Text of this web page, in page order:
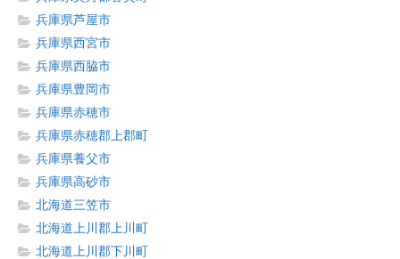
兵庫県芦屋市
兵庫県西宮市
兵庫県西脇市
兵庫県豊岡市
兵庫県赤穂市
兵庫県赤穂郡上郡町
兵庫県養父市
兵庫県高砂市
北海道三笠市
北海道上川郡上川町
北海道上川郡下川町